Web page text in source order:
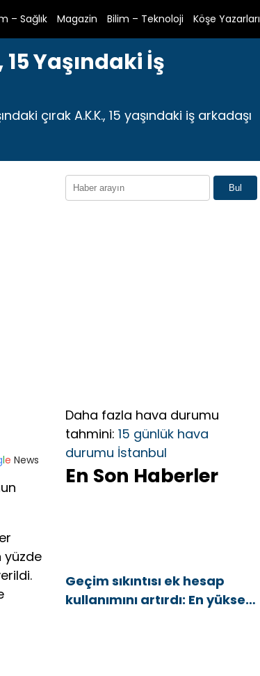
– Sağlık Magazin Bilim – Teknoloji Köşe Yazarları
Yaşındaki İş
çırak A.K.K., 15 yaşındaki iş arkadaşı
le News
yüzde
Bul
Daha fazla hava durumu
tahmini: 15 günlük hava
durumu İstanbul
En Son Haberler
Geçim sıkıntısı ek hesap
kullanımını artırdı: En yüksek